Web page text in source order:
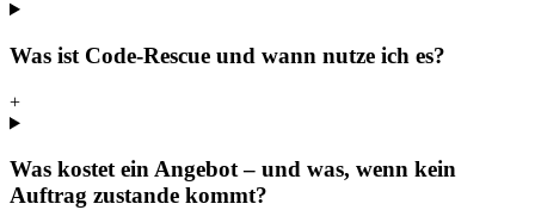
Was ist Code-Rescue und wann nutze ich es?
+
Was kostet ein Angebot – und was, wenn kein
Auftrag zustande kommt?